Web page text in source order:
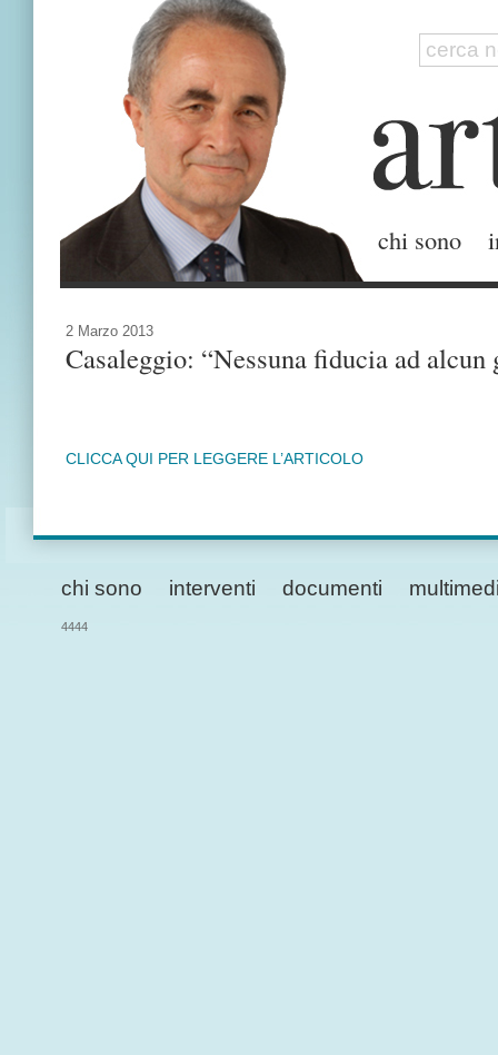
chi sono
2 Marzo 2013
Casaleggio: “Nessuna fiducia ad alcun
CLICCA QUI PER LEGGERE L’ARTICOLO
chi sono interventi documenti
4444